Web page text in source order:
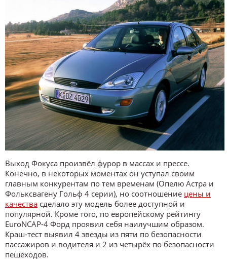
Выход Фокуса произвёл фурор в массах и прессе.
Конечно, в некоторых моментах он уступал своим
главным конкурентам по тем временам (Опелю Астра и
Фольксвагену Гольф 4 серии), но соотношение цены и
качества сделало эту модель более доступной и
популярной. Кроме того, по европейскому рейтингу
EuroNCAP-4 Форд проявил себя наилучшим образом.
Краш-тест выявил 4 звезды из пяти по безопасности
пассажиров и водителя и 2 из четырёх по безопасности
пешеходов.